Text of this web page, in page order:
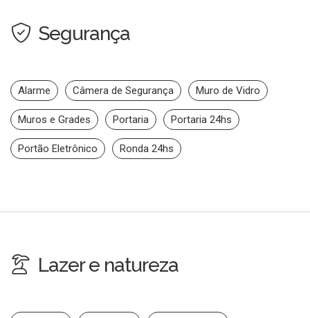
Segurança
Alarme Câmera de Segurança Muro de Vidro
Muros e Grades Portaria Portaria 24hs
Portão Eletrônico Ronda 24hs
Lazer e natureza